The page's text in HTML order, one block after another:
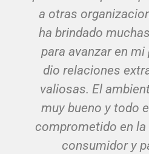
a otras
ha brindado
para avanzar en
dio relaciones
valiosas. El
muy bueno y todo
comprometido en
consumidor y